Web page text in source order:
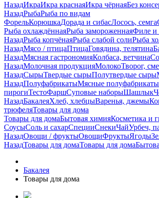
НазадИкраИкра краснаяИкра чёрнаяБез
НазадРыбаРыба по видам
ФорельКорюшкаДорада и сибасЛосось, семга
Рыба охлаждённаяРыба замороженнаяФиле и
НазадРыба копчёнаяРыба слабой солиРыба
НазадМясо / птицаПтицаГовядина, телятина
НазадМясная гастрономияКолбаса, ветчина
НазадМолочная продукцияМолокоТворог,
НазадСырыТвердые сырыПолутвердые сыры
НазадПолуфабрикатыМясные полуфабрикаты
пирогиТестоФаршСуповые наборыШашлык
НазадБакалеяХлеб, хлебцыВаренья, джемы
трюфеляТовары для дома
Товары для домаБытовая химияКосметика и
СоусыСоль и сахарСпецииСнекиЧайУрбеч,
НазадОвощи / фруктыОвощиФруктыЯгоды
НазадТовары для домаТовары для дома
Бакалея
Товары для дома